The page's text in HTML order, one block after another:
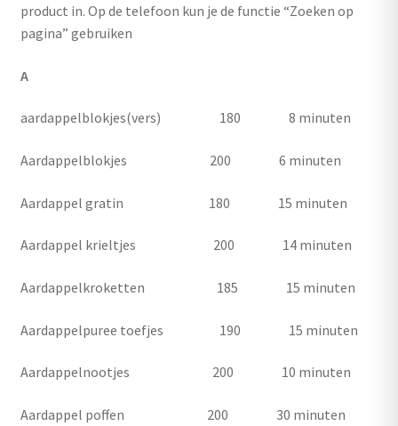
product in. Op de telefoon kun je de functie “Zoeken op
pagina” gebruiken
A
aardappelblokjes(vers) 180 8 minuten
Aardappelblokjes 200 6 minuten
Aardappel gratin 180 15 minuten
Aardappel krieltjes 200 14 minuten
Aardappelkroketten 185 15 minuten
Aardappelpuree toefjes 190 15 minuten
Aardappelnootjes 200 10 minuten
Aardappel poffen 200 30 minuten